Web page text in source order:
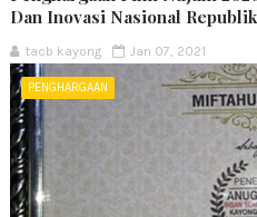
Dan Inovasi Nasional
tacb kayong Jan 07, 2021
PENGHARGAAN